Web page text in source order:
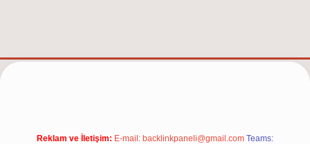
güncel adresihttps://tulipbett.net/
Reklam ve İletişim: E-mail: backlinkpaneli@gmail.com Teams: